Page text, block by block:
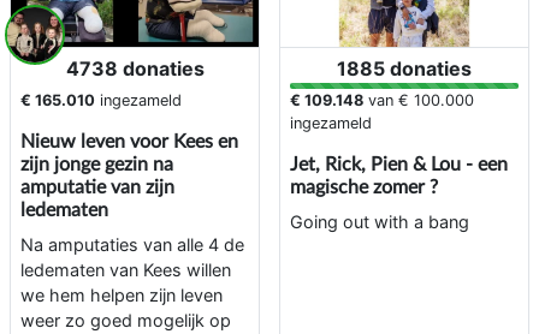
4738 donaties
€ 165.010 ingezameld
Nieuw leven voor Kees en
zijn jonge gezin na
amputatie van zijn
ledematen
Na amputaties van alle 4 de
ledematen van Kees willen
we hem helpen zijn leven
weer zo goed mogelijk op
1885 donaties
€ 109.148 van € 100.000
ingezameld
Jet, Rick, Pien & Lou - een
magische zomer ?
Going out with a bang